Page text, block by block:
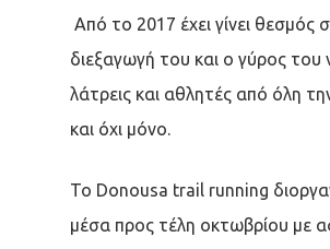
Από το 2017 έχει γίνει θεσμός
διεξαγωγή του και ο γύρος του
λάτρεις και αθλητές από όλη
και όχι μόνο.
Το Donousa trail running
μέσα προς τέλη οκτωβρίου με